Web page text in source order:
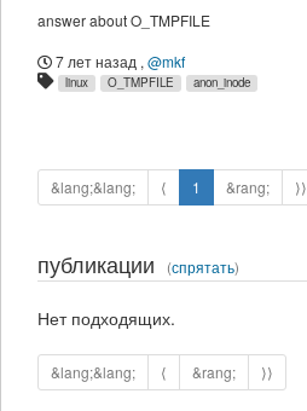
answer about O_TMPFILE
7 лет назад , @mkf
linux O_TMPFILE anon_inode
&lang;&lang; ⟨ 1 &rang; ⟩⟩
публикации (спрятать)
Нет подходящих.
&lang;&lang; ⟨ &rang; ⟩⟩